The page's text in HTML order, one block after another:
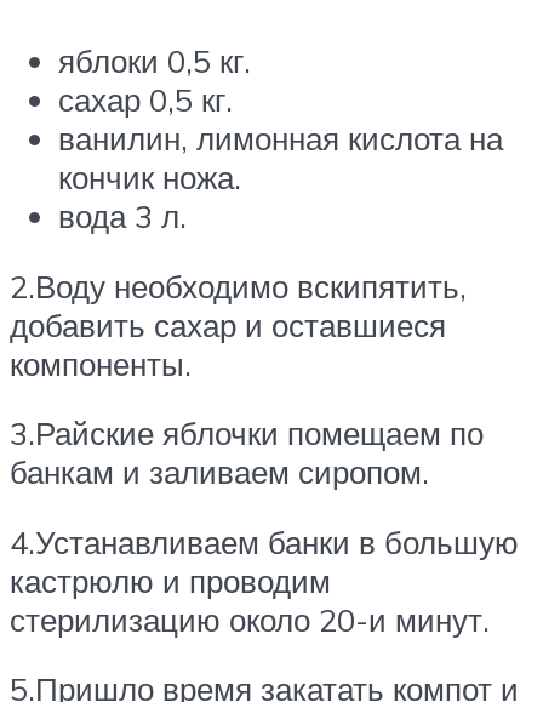
яблоки 0,5 кг.
сахар 0,5 кг.
ванилин, лимонная кислота на
кончик ножа.
вода 3 л.
2.Воду необходимо вскипятить,
добавить сахар и оставшиеся
компоненты.
3.Райские яблочки помещаем по
банкам и заливаем сиропом.
4.Устанавливаем банки в большую
кастрюлю и проводим
стерилизацию около 20-и минут.
5.Пришло время закатать компот и